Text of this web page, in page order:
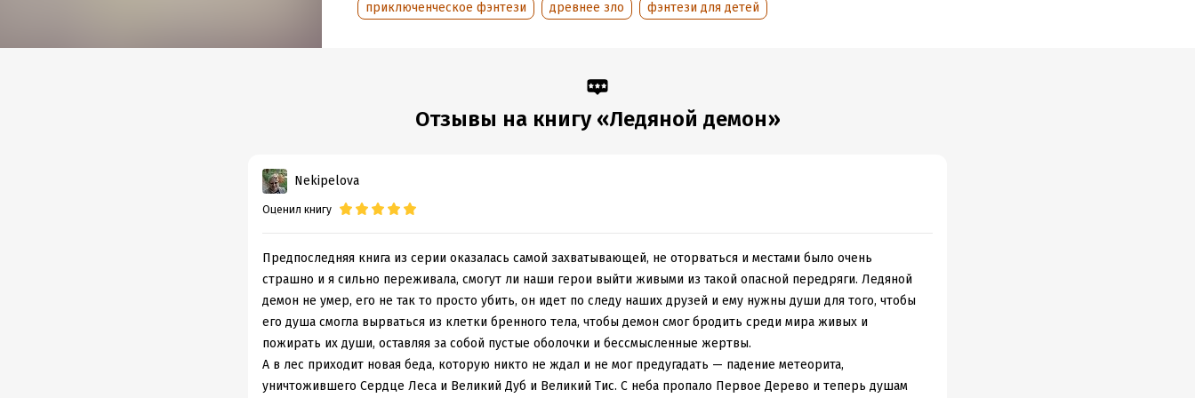
Объем:329141
Переводчик: Илона Русакова
приключенческое фэнтези
древнее зло фэнтези для детей
Отзывы на книгу «Ледяной демон»
Nekipelova
Оценил книгу
Предпоследняя книга из серии оказалась самой захватывающей, не оторваться и местами было очень
страшно и я сильно переживала, смогут ли наши герои выйти живыми из такой опасной передряги. Ледяной
демон не умер, его не так то просто убить, он идет по следу наших друзей и ему нужны души для того, чтобы
его душа смогла вырваться из клетки бренного тела, чтобы демон смог бродить среди мира живых и
пожирать их души, оставляя за собой пустые оболочки и бессмысленные жертвы.
А в лес приходит новая беда, которую никто не ждал и не мог предугадать — падение метеорита,
уничтожившего Сердце Леса и Великий Дуб и Великий Тис. С неба пропало Первое Дерево и теперь душам